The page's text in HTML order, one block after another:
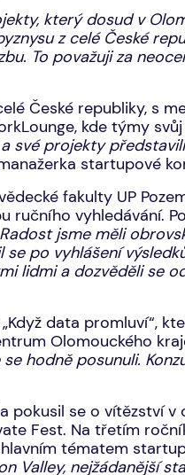
který dosud v
z celé České
To považuji za
České republiky, s
kde týmy
své projekty
startupové
fakulty UP
ručního vyhledávání.
jsme měli
po vyhlášení
lidmi a dozvěděli se
data promluví“,
Olomouckého
se hodně posunuli.
pokusil se o vítězství
Fest. Na třetím
tématem
Valley, nejžádanější